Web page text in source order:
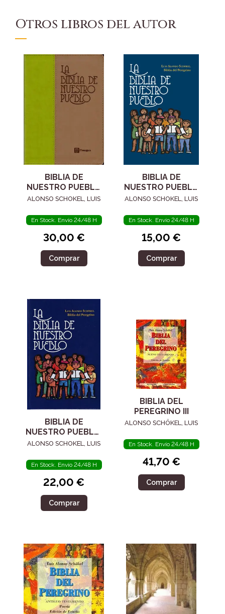
Otros libros del autor
BIBLIA DE
NUESTRO PUEBLO
N/E (PIEL DOS
ALONSO SCHOKEL, LUIS
En Stock. Envío 24/48 H
30,00 €
Comprar
BIBLIA DE
NUESTRO PUEBLO
N/E (BOLSILLO
ALONSO SCHOKEL, LUIS
En Stock. Envío 24/48 H
15,00 €
Comprar
BIBLIA DE
NUESTRO PUEBLO,
LA
ALONSO SCHOKEL, LUIS
En Stock. Envío 24/48 H
22,00 €
Comprar
BIBLIA DEL
PEREGRINO III
ALONSO SCHÖKEL, LUIS
En Stock. Envío 24/48 H
41,70 €
Comprar